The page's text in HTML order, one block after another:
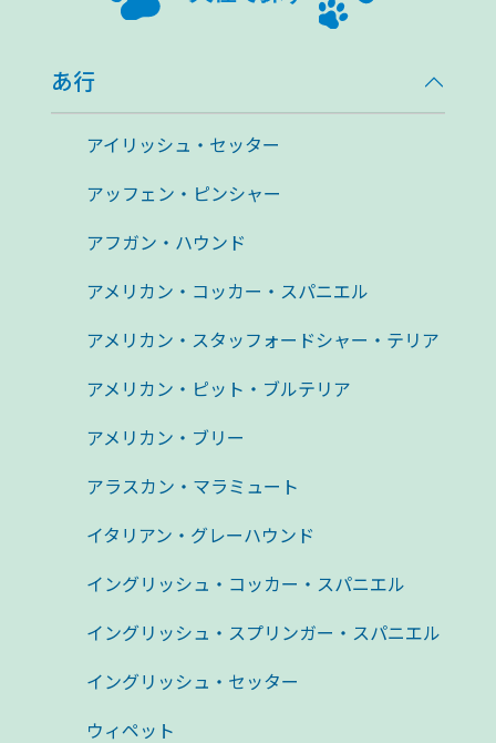
あ行
アイリッシュ・セッター
アッフェン・ピンシャー
アフガン・ハウンド
アメリカン・コッカー・スパニエル
アメリカン・スタッフォードシャー・テリア
アメリカン・ピット・ブルテリア
アメリカン・ブリー
アラスカン・マラミュート
イタリアン・グレーハウンド
イングリッシュ・コッカー・スパニエル
イングリッシュ・スプリンガー・スパニエル
イングリッシュ・セッター
ウィペット